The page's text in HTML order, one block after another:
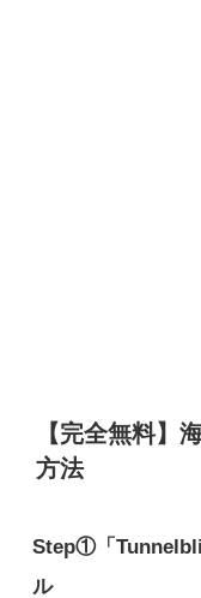
【完全無料】
方法
Step①「
ル